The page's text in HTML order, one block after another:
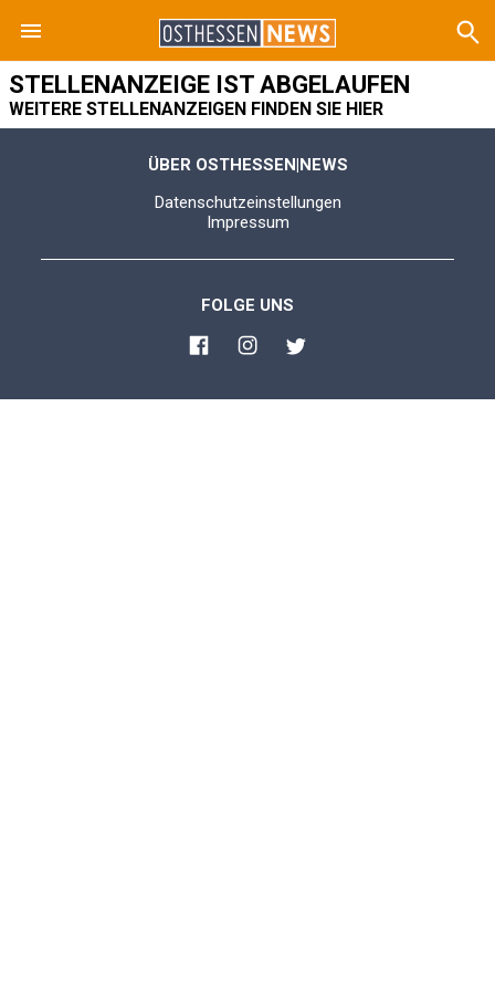
STELLENANZEIGE IST ABGELAUFEN
WEITERE STELLENANZEIGEN FINDEN SIE HIER
ÜBER OSTHESSEN|NEWS
Datenschutzeinstellungen
Impressum
FOLGE UNS